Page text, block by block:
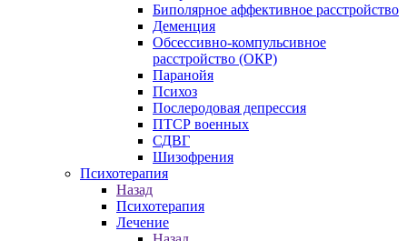
Биполярное аффективное расстройство
Деменция
Обсессивно-компульсивное
расстройство (ОКР)
Паранойя
Психоз
Послеродовая депрессия
ПТСР военных
СДВГ
Шизофрения
Психотерапия
Назад
Психотерапия
Лечение